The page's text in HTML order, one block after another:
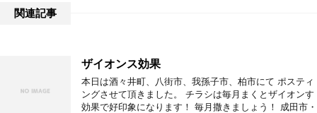
関連記事
ザイオンス効果
本日は酒々井町、八街市、我孫子市、柏市にて ポスティ
ングさせて頂きました。 チラシは毎月まくとザイオンす
効果で好印象になります！ 毎月撒きましょう！ 成田市・